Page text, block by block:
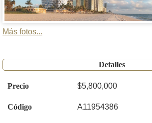
Más fotos...
Detalles
Precio $5,800,000
Código A11954386